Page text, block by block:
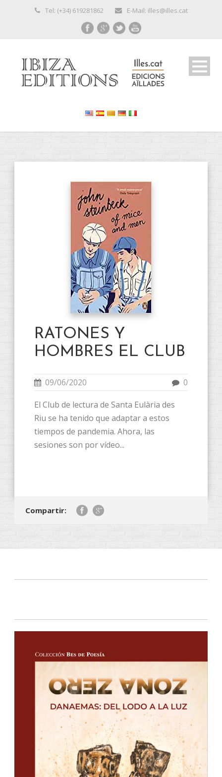
Tel: (+34) 619281862 E-Mail: illes@illes.cat
RATONES Y
HOMBRES EL CLUB
09/06/2020 0
El Club de lectura de Santa Eulària des
Riu se ha tenido que adaptar a estos
tiempos de pandemia. Ahora, las
sesiones son por vídeo...
Compartir: